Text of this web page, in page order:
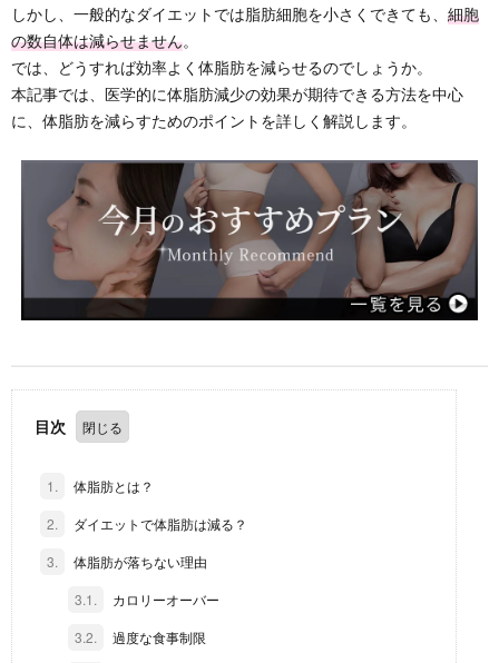
しかし、一般的なダイエットでは脂肪細胞を小さくできても、 細胞
の数自体は減らせません。
では、どうすれば効率よく体脂肪を減らせるのでしょうか。
本記事では、医学的に体脂肪減少の効果が期待できる方法を中心
に、体脂肪を減らすためのポイントを詳しく解説します。
目次
1.
体脂肪とは？
2.
ダイエットで体脂肪は減る？
3.
体脂肪が落ちない理由
3.1.
カロリーオーバー
3.2.
過度な食事制限